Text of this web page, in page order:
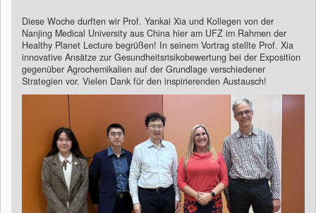
Diese Woche durften wir Prof. Yankai Xia und Kollegen von der
Nanjing Medical University aus China hier am UFZ im Rahmen der
Healthy Planet Lecture begrüßen! In seinem Vortrag stellte Prof. Xia
innovative Ansätze zur Gesundheitsrisikobewertung bei der Exposition
gegenüber Agrochemikalien auf der Grundlage verschiedener
Strategien vor. Vielen Dank für den inspirierenden Austausch!